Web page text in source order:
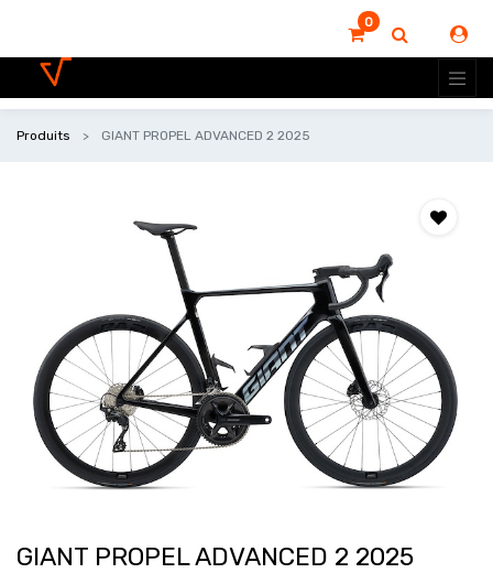
0
Produits GIANT PROPEL ADVANCED 2 2025
GIANT PROPEL ADVANCED 2 2025